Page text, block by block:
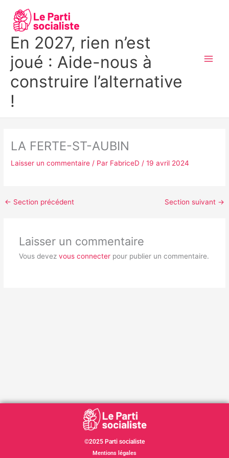
contenu
En 2027, rien n’est
joué : Aide-nous à
construire l’alternative
!
LA FERTE-ST-AUBIN
Laisser un commentaire / Par FabriceD/19 avril 2024
← Section précédent Section suivant →
Laisser un commentaire
Vous devez vous connecterpour publier un commentaire.
©2025 Parti socialiste
Mentions légales